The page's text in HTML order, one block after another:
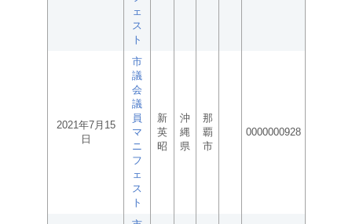
ェ
ス
ト
2021年7月15
日
市
議
会
議
員
マ
ニ
フ
ェ
ス
ト
新
英
昭
沖
縄
県
那
覇
市
0000000928